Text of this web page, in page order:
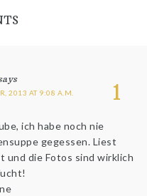
1
2013 AT 9:08 A.M.
ich habe noch nie
gegessen. Liest
und die Fotos sind wirklich